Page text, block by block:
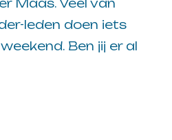
Maas. Veel van
leden doen iets
Ben jij er al